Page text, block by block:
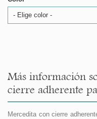
- Elige color -
Más información
cierre adherente
Mercedita con cierre